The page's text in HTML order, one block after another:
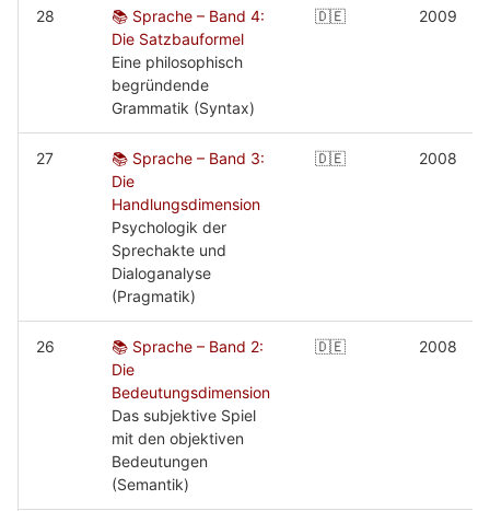
28
📚 Sprache – Band 4:
Die Satzbauformel
Eine philosophisch
begründende
Grammatik (Syntax)
🇩🇪 2009
27
📚 Sprache – Band 3:
Die
Handlungsdimension
Psychologik der
Sprechakte und
Dialoganalyse
(Pragmatik)
🇩🇪 2008
26
📚 Sprache – Band 2:
Die
Bedeutungsdimension
Das subjektive Spiel
mit den objektiven
Bedeutungen
(Semantik)
🇩🇪 2008